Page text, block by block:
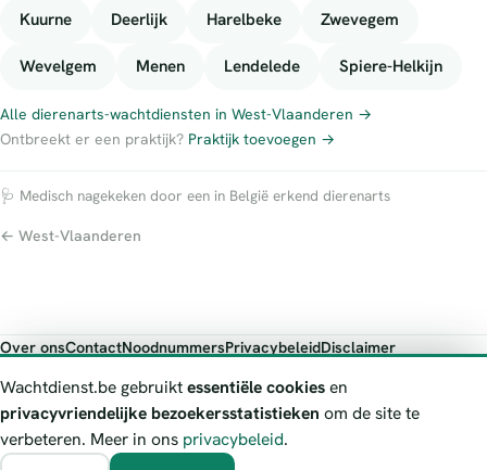
Kuurne Deerlijk Harelbeke Zwevegem
Wevelgem Menen Lendelede Spiere-Helkijn
Alle dierenarts-wachtdiensten in West-Vlaanderen →
Ontbreekt er een praktijk? Praktijk toevoegen →
🩺 Medisch nagekeken door een in België erkend dierenarts
← West-Vlaanderen
Over onsContactNoodnummersPrivacybeleidDisclaimer
Wachtdienst.be toont publieke wachtdienst-informatie ter oriëntatie.
Bij levensgevaar bel je altijd 112. Controleer altijd de actuele
wachtregeling bij de vermelde officiële bron.
Wachtdienst.be gebruiktessentiële cookiesen
privacyvriendelijke bezoekersstatistieken om de site te
verbeteren. Meer in ons privacybeleid.